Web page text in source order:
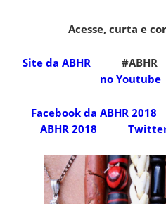
Acesse, curta e
Site da ABHR
no Youtube
Facebook da ABHR 2018
ABHR 2018
Twitter